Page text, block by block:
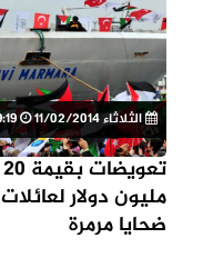
الثلاثاء 11/02/2014 09:19
تعويضات بقيمة 20
مليون دولار لعائلات
ضحايا مرمرة